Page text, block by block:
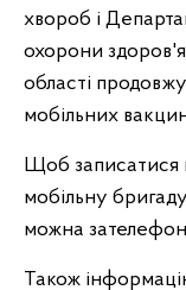
хвороб і
охорони
області
мобільних
Щоб записатися
мобільну
можна
Також